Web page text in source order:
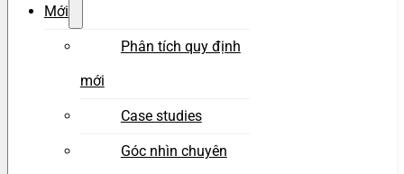
Mới
Phân tích quy định
mới
Case studies
Góc nhìn chuyên